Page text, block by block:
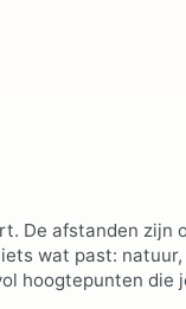
De afstanden zijn
wat past:
hoogtepunten die